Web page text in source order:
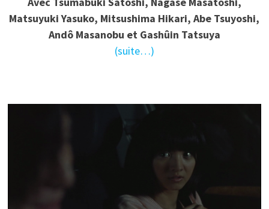
Matsuyuki Yasuko, Mitsushima Hikari, Abe Tsuyoshi,
Andô Masanobu et Gashûin Tatsuya
(suite…)